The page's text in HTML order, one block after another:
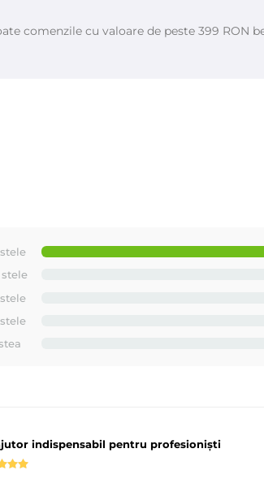
comenzile cu valoare de peste 399 RON
indispensabil pentru profesioniști